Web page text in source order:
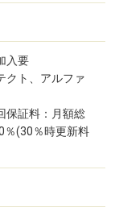
入要
クト、アルファ
保証料：月額総
％(30％時更新料